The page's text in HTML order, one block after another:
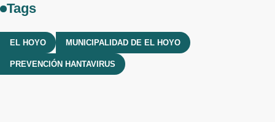
Tags
EL HOYO MUNICIPALIDAD DE EL HOYO
PREVENCIÓN HANTAVIRUS